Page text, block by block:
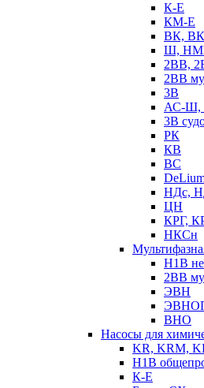
К-Е
КМ-Е
ВК,
Ш,
2ВВ,
2ВВ
3В
АС-
3В
РК
КВ
ВС
НДс,
ЦН
КРГ,
НКСн
Н1В
2ВВ
ЭВН
ВНО
Насосы для
KR, KRM,
Н1В
К-Е